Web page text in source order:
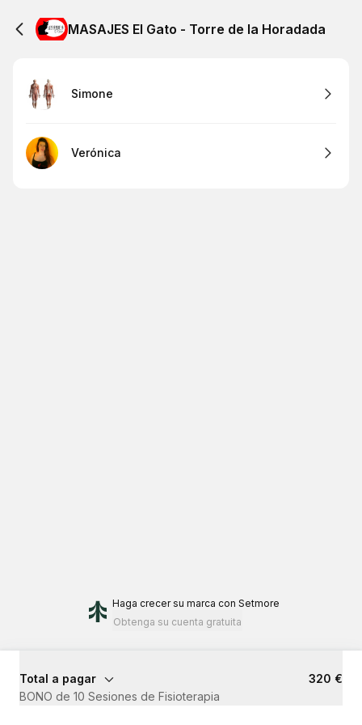
MASAJES El Gato - Torre de la Horadada
Simone
Verónica
Haga crecer su marca con Setmore
Obtenga su cuenta gratuita
Total a pagar
320 €
BONO de 10 Sesiones de Fisioterapia